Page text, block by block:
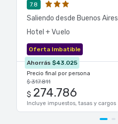
7.8
Saliendo desde Buenos Aires
Hotel + Vuelo
Oferta Imbatible
Ahorrás $43.025
Precio final por persona
$ 274.786
$ 317.811
Incluye impuestos, tasas y cargos